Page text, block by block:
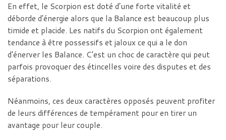
En effet, le Scorpion est doté d’une forte vitalité et
déborde d’énergie alors que la Balance est beaucoup plus
timide et placide. Les natifs du Scorpion ont également
tendance à être possessifs et jaloux ce qui a le don
d’énerver les Balance. C’est un choc de caractère qui peut
parfois provoquer des étincelles voire des disputes et des
séparations.
Néanmoins, ces deux caractères opposés peuvent profiter
de leurs différences de tempérament pour en tirer un
avantage pour leur couple.